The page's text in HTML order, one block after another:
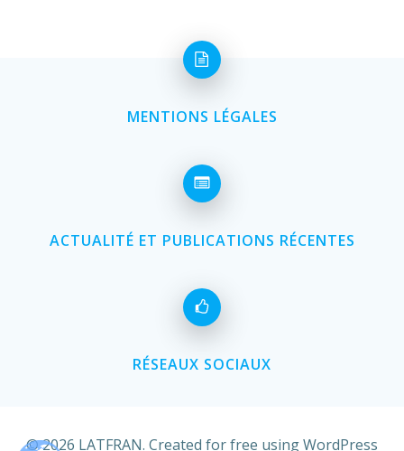
MENTIONS LÉGALES
ACTUALITÉ ET PUBLICATIONS RÉCENTES
RÉSEAUX SOCIAUX
© 2026 LATFRAN. Created for free using WordPress